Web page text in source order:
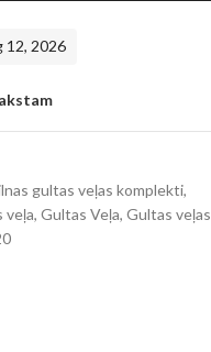
12, 2026
gultas veļas komplekti,
veļa, Gultas Veļa, Gultas veļas